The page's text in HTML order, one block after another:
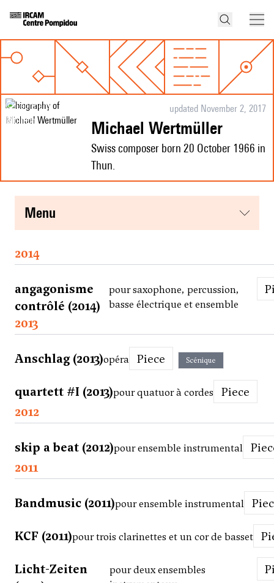
© Leonhard
Mülheim
updated November 2, 2017
Michael Wertmüller
Swiss composer born 20 October 1966 in
Thun.
menu
2014
angagonisme
contrôlé (2014)
pour saxophone, percussion,
basse électrique et ensemble
2013
Anschlag (2013)opéra Piece Scénique
quartett #I (2013)pour quatuor à cordes
Piece
2012
skip a beat (2012)pour ensemble instrumental
2011
Bandmusic (2011)pour ensemble instrumental
KCF (2011)pour trois clarinettes et un cor de basset
Licht-Zeiten
pour deux ensembles